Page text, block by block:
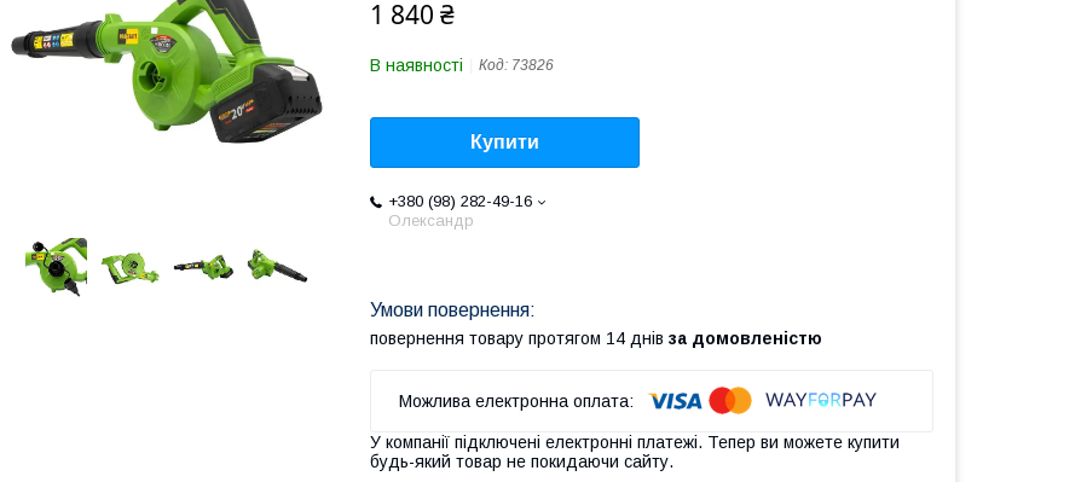
1 840 ₴
В наявності Код: 73826
Купити
+380 (98) 282-49-16
Олександр
повернення товару протягом 14 днів за домовленістю
У компанії підключені електронні платежі. Тепер ви можете купити
будь-який товар не покидаючи сайту.